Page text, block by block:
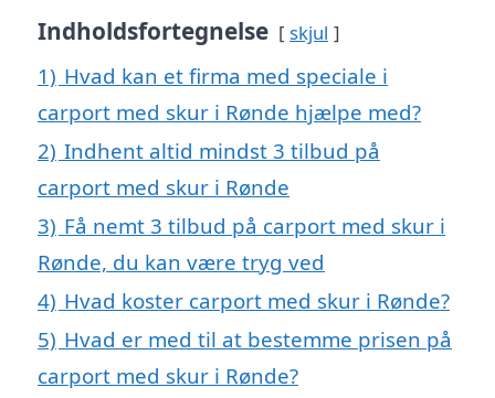
Indholdsfortegnelse skjul
1) Hvad kan et firma med speciale i
carport med skur i Rønde hjælpe med?
2) Indhent altid mindst 3 tilbud på
carport med skur i Rønde
3) Få nemt 3 tilbud på carport med skur i
Rønde, du kan være tryg ved
4) Hvad koster carport med skur i Rønde?
5) Hvad er med til at bestemme prisen på
carport med skur i Rønde?